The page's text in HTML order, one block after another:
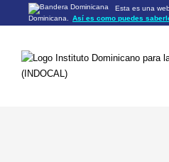
Esta es una
Dominicana.
Así es como puedes
Los sitios web oficiales
Los sitios web oficiales
HTTPS